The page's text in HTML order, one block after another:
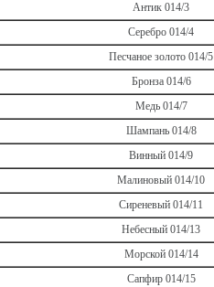
Антик 014/3
Серебро 014/4
Песчаное золото 014/5
Бронза 014/6
Медь 014/7
Шампань 014/8
Винный 014/9
Малиновый 014/10
Сиреневый 014/11
Небесный 014/13
Морской 014/14
Сапфир 014/15